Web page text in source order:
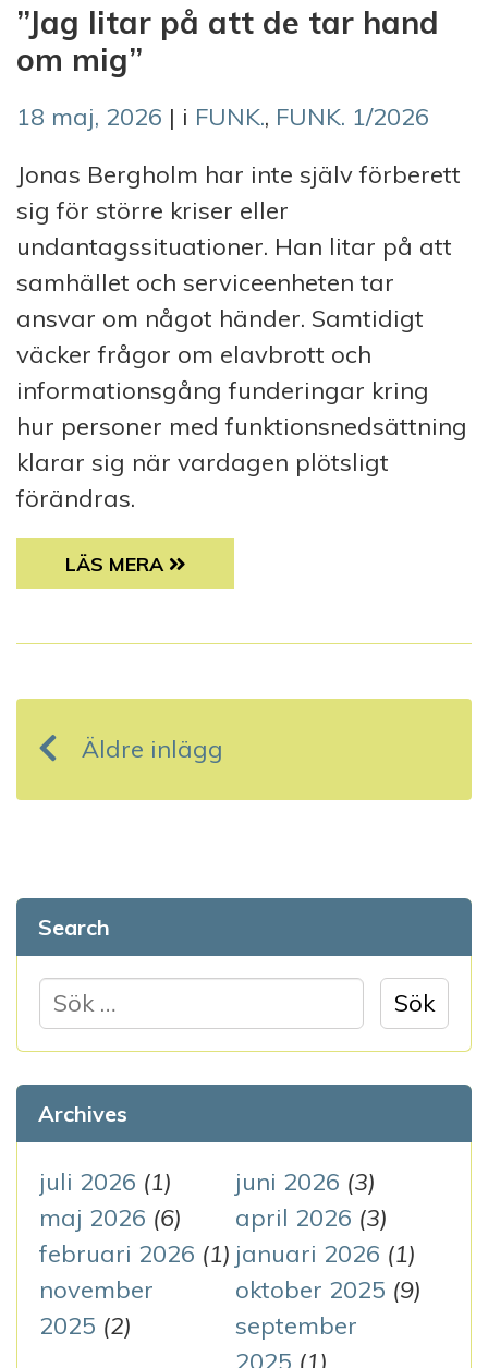
”Jag litar på att de tar hand
om mig”
18 maj, 2026 | i FUNK., FUNK. 1/2026
Jonas Bergholm har inte själv förberett
sig för större kriser eller
undantagssituationer. Han litar på att
samhället och serviceenheten tar
ansvar om något händer. Samtidigt
väcker frågor om elavbrott och
informationsgång funderingar kring
hur personer med funktionsnedsättning
klarar sig när vardagen plötsligt
förändras.
”JAG LITAR PÅ ATT DE TAR HAND OM MIG”
LÄS MERA
n
ä
g
s
a
v
i
Äldre inlägg
Search
ö
e
f
t
e
r
:
Archives
juli 2026 (1) juni 2026 (3)
maj 2026 (6) april 2026 (3)
februari 2026 (1) januari 2026 (1)
november
2025 (2)
oktober 2025 (9)
september
2025 (1)